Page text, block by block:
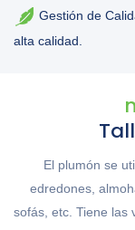
Gestión de
alta calidad.
El plumón se
edredones,
sofás, etc. Tiene las